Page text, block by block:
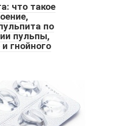
что такое
по
пульпы,
гнойного